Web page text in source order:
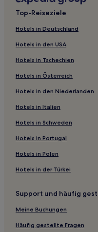
Ferienwohnungen in Berlin
Hostels in
Ferienwohnungen in
Pensionen in
4-Sterne-Hotels in
3-Sterne-Hotels in
Haustierfreundliche
Familien nahe Müggelsee
Günstige nahe Müggelsee
Haustierfreundliche in
Hotels mit Parkplatz in
Familien in
Hotels mit Pool in Berlin
Haustierfreundliche in
Business in Köpenick
Top-Reiseziele
Hotels in Deutschland
Hotels in den USA
Hotels in Tschechien
Hotels in Österreich
Hotels in den Niederlanden
Hotels in Italien
Hotels in Schweden
Hotels in Portugal
Hotels in Polen
Hotels in der Türkei
Support und häufig
Meine Buchungen
Häufig gestellte Fragen